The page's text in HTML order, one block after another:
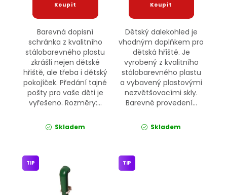
Barevná dopisní
schránka z kvalitního
stálobarevného plastu
zkrášlí nejen dětské
hřiště, ale třeba i dětský
pokojíček. Předání tajné
pošty pro vaše děti je
vyřešeno. Rozměry:...
Skladem
Dětský dalekohled je
vhodným doplňkem pro
dětská hřiště. Je
vyrobený z kvalitního
stálobarevného plastu
a vybavený plastovými
nezvětšovacími skly.
Barevné provedení...
Skladem
TIP TIP